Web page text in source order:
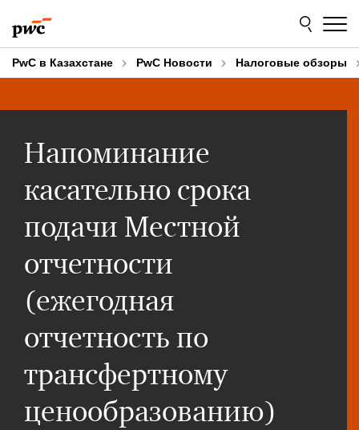
to
content
to
footer
PwC в Казахстане PwC Новости Налоговые обзоры
Напоминание
касательно срока
подачи Местной
отчетности
(ежегодная
отчетность по
трансфертному
ценообразованию)